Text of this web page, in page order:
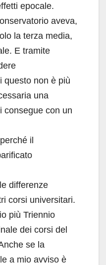
epocale.
aveva,
la terza media,
E tramite
questo non è più
una
consegue con un
il
differenze
corsi universitari.
più Triennio
dei corsi del
se la
a mio avviso è